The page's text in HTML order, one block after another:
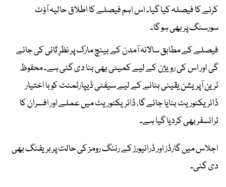
کرنے کا فیصلہ کیا گیا۔ اس اہم فیصلے کا اطلاق حالیہ آؤٹ
سورسنگ پر بھی ہو گا۔
فیصلے کے مطابق سالانہ آمدن کے بینچ مارک پر نظرِ ثانی کی جائے
گی اور اس کی رویژن کے لیے کمیٹی بھی بنا دی گئی ہے۔ محفوظ
ٹرین آپریشن یقینی بنانے کے لیے سیفٹی ڈیپارٹمنٹ کو با اختیار
ڈائریکٹوریٹ بنایا جائے گا، ڈائریکٹوریٹ میں عملے اور افسران کا
ٹرانسفر بھی کردیا گیا ہے۔
اجلاس میں گارڈز اور ڈرائیورز کے رننگ رومز کی حالت پر بریفنگ بھی
دی گئی۔